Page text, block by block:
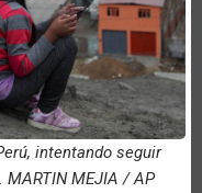
intentando seguir
MEJIA / AP